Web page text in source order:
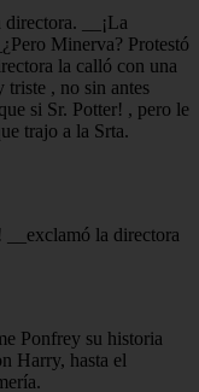
directora. __¡La
Minerva? Protestó
la calló con una
triste , no sin antes
si Sr. Potter! , pero le
trajo a la Srta.
__exclamó la directora
Ponfrey su historia
Harry, hasta el